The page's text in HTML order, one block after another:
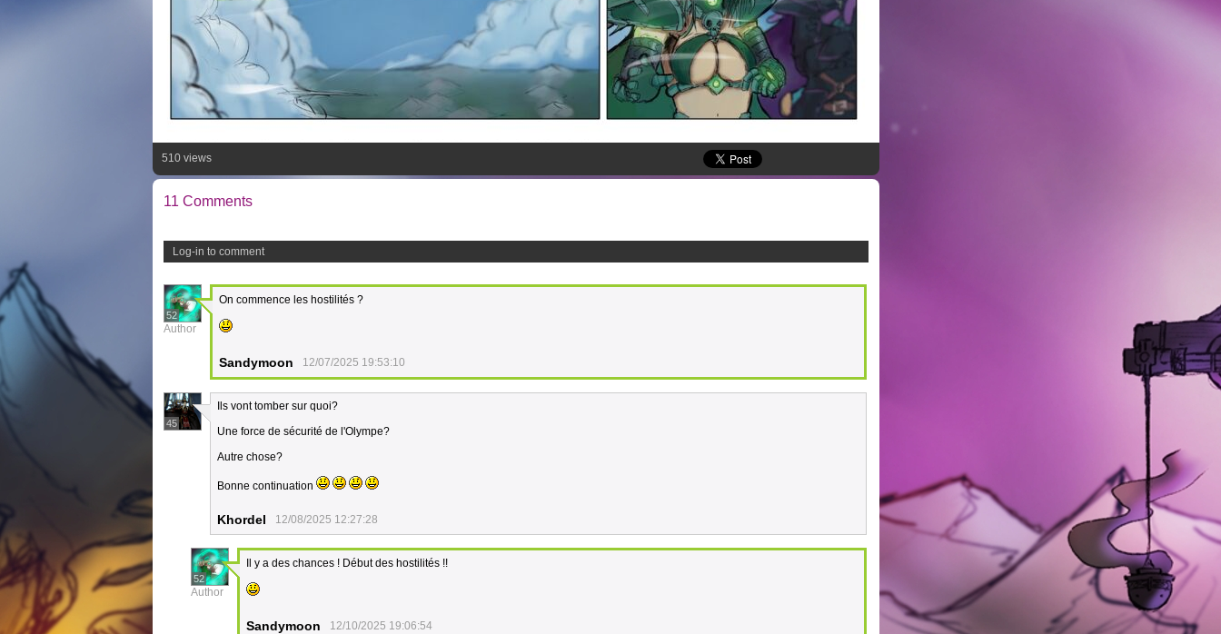
510 views
11 Comments
Log-in to comment
52
Author
On commence les hostilités ?
Sandymoon 12/07/2025 19:53:10
45
Ils vont tomber sur quoi?
Une force de sécurité de l'Olympe?
Autre chose?
Bonne continuation
Khordel 12/08/2025 12:27:28
52
Author
Il y a des chances ! Début des hostilités !!
Sandymoon 12/10/2025 19:06:54